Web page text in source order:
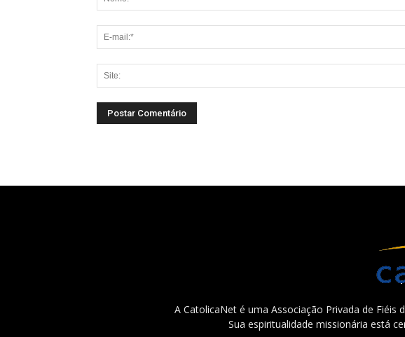
A CatolicaNet é uma Associação Privada de
Sua espiritualidade missionária está